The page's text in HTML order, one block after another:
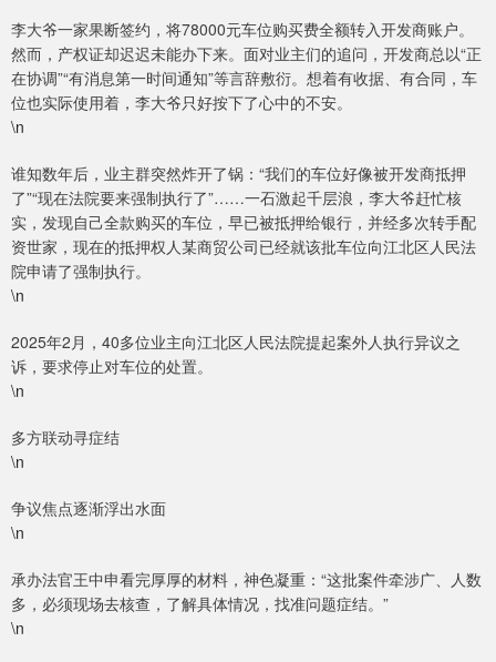
李大爷一家果断签约，将78000元车位购买费全额转入开发商账户。
然而，产权证却迟迟未能办下来。面对业主们的追问，开发商总以“正
在协调”“有消息第一时间通知”等言辞敷衍。想着有收据、有合同，车
位也实际使用着，李大爷只好按下了心中的不安。
\n
谁知数年后，业主群突然炸开了锅：“我们的车位好像被开发商抵押
了”“现在法院要来强制执行了”……一石激起千层浪，李大爷赶忙核
实，发现自己全款购买的车位，早已被抵押给银行，并经多次转手配
资世家，现在的抵押权人某商贸公司已经就该批车位向江北区人民法
院申请了强制执行。
\n
2025年2月，40多位业主向江北区人民法院提起案外人执行异议之
诉，要求停止对车位的处置。
\n
多方联动寻症结
\n
争议焦点逐渐浮出水面
\n
承办法官王中申看完厚厚的材料，神色凝重：“这批案件牵涉广、人数
多，必须现场去核查，了解具体情况，找准问题症结。”
\n